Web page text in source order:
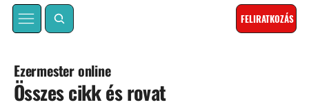
FELIRATKOZÁS
Összes cikk és rovat
Ezermester online